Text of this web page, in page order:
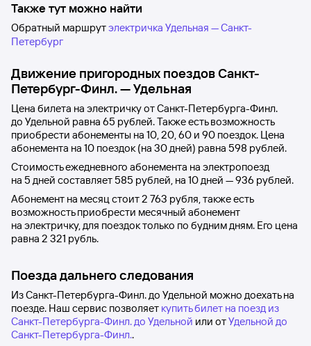
Также тут можно найти
Обратный маршрутэлектричка Удельная — Санкт-
Петербург
Движение пригородных поездовСанкт-
Петербург-Финл.—Удельная
Цена билета на электричку отСанкт-Петербурга-Финл.
до Удельной равна 65 рублей. Также есть возможность
приобрести абонементы на 10, 20, 60 и 90 поездок. Цена
абонемента на 10 поездок (на 30 дней) равна 598 рублей.
Стоимость ежедневного абонемента на электропоезд
на 5 дней составляет585 рублей, на 10 дней —936 рублей.
Абонемент на месяц стоит2 763 рубля, также есть
возможность приобрести месячный абонемент
на электричку, для поездок только по будним дням. Его цена
равна 2 321 рубль.
Поезда дальнего следования
Из Санкт-Петербурга-Финл. до Удельной можно доехать на
поезде. Наш сервис позволяет купить билет на поезд из
Санкт-Петербурга-Финл. до Удельной или отУдельной до
Санкт-Петербурга-Финл..